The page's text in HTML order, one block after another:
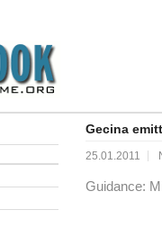
Gecina
25.01.2011
Guidance: